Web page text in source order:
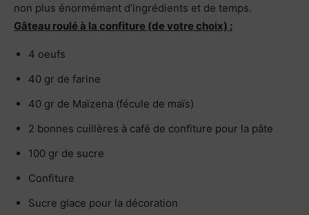
non plus énormément d’ingrédients et de temps.
Gâteau roulé à la confiture (de votre choix) :
4 oeufs
40 gr de farine
40 gr de Maïzena (fécule de maïs)
2 bonnes cuillères à café de confiture pour la pâte
100 gr de sucre
Confiture
Sucre glace pour la décoration